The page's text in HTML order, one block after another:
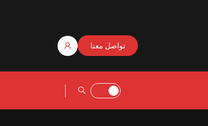
تواصل معنا